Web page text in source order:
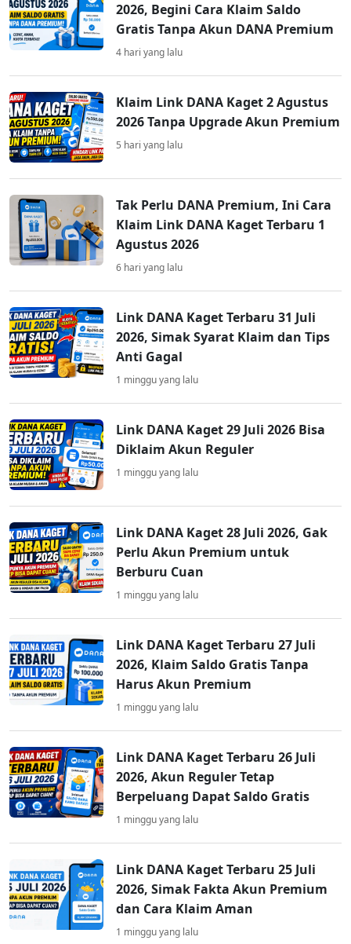
2026, Begini Cara Klaim Saldo
Gratis Tanpa Akun DANA Premium
4 hari yang lalu
Klaim Link DANA Kaget 2 Agustus
2026 Tanpa Upgrade Akun Premium
5 hari yang lalu
Tak Perlu DANA Premium, Ini Cara
Klaim Link DANA Kaget Terbaru 1
Agustus 2026
6 hari yang lalu
Link DANA Kaget Terbaru 31 Juli
2026, Simak Syarat Klaim dan Tips
Anti Gagal
1 minggu yang lalu
Link DANA Kaget 29 Juli 2026 Bisa
Diklaim Akun Reguler
1 minggu yang lalu
Link DANA Kaget 28 Juli 2026, Gak
Perlu Akun Premium untuk
Berburu Cuan
1 minggu yang lalu
Link DANA Kaget Terbaru 27 Juli
2026, Klaim Saldo Gratis Tanpa
Harus Akun Premium
1 minggu yang lalu
Link DANA Kaget Terbaru 26 Juli
2026, Akun Reguler Tetap
Berpeluang Dapat Saldo Gratis
1 minggu yang lalu
Link DANA Kaget Terbaru 25 Juli
2026, Simak Fakta Akun Premium
dan Cara Klaim Aman
1 minggu yang lalu